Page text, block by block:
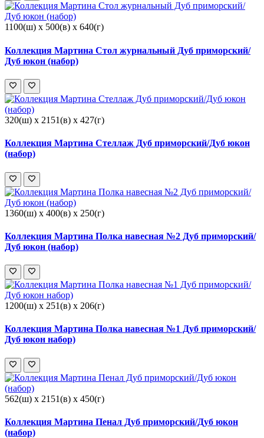
1100(ш) x 500(в) x 640(г)
Коллекция Мартина Стол журнальный Дуб приморский/
Дуб юкон (набор)
320(ш) x 2151(в) x 427(г)
Коллекция Мартина Стеллаж Дуб приморский/Дуб юкон
(набор)
1360(ш) x 400(в) x 250(г)
Коллекция Мартина Полка навесная №2 Дуб приморский/
Дуб юкон (набор)
1200(ш) x 251(в) x 206(г)
Коллекция Мартина Полка навесная №1 Дуб приморский/
Дуб юкон набор)
562(ш) x 2151(в) x 450(г)
Коллекция Мартина Пенал Дуб приморский/Дуб юкон
(набор)